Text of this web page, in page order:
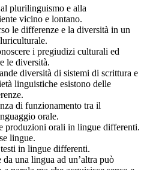
plurilinguismo e alla
vicino e lontano.
le differenze e la diversità in un
i pregiudizi culturali ed
le diversità.
diversità di sistemi di scrittura e
linguistiche esistono delle
di funzionamento tra il
orale.
produzioni orali in lingue differenti.
lingue.
in lingue differenti.
da una lingua ad un’altra può